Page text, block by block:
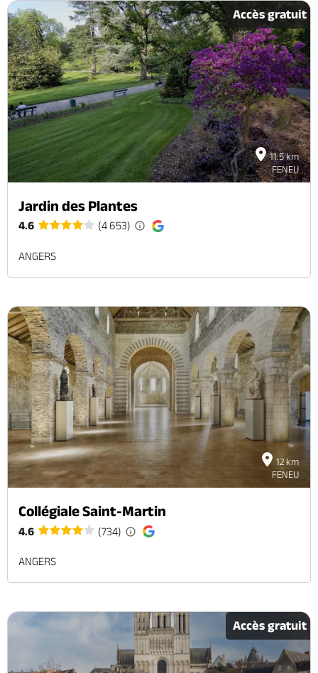
11.5 km
FENEU
Accès gratuit
Jardin des Plantes
4.6 (4 653)
ANGERS
12 km
FENEU
Collégiale Saint-Martin
4.6 (734)
ANGERS
Accès gratuit